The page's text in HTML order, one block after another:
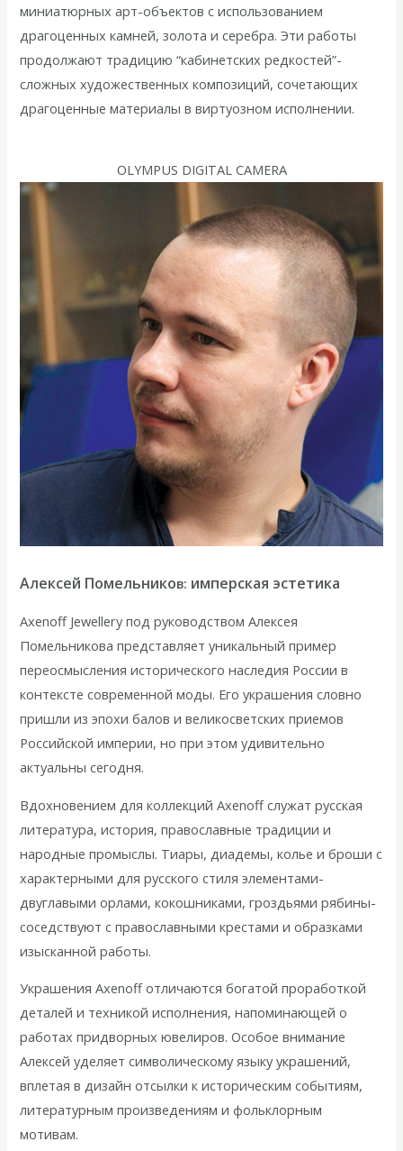
миниатюрных арт-объектов с использованием
драгоценных камней, золота и серебра. Эти работы
продолжают традицию “кабинетских редкостей”-
сложных художественных композиций, сочетающих
драгоценные материалы в виртуозном исполнении.
OLYMPUS DIGITAL CAMERA
Алексей Помельников: имперская эстетика
Axenoff Jewellery под руководством Алексея
Помельникова представляет уникальный пример
переосмысления исторического наследия России в
контексте современной моды. Его украшения словно
пришли из эпохи балов и великосветских приемов
Российской империи, но при этом удивительно
актуальны сегодня.
Вдохновением для коллекций Axenoff служат русская
литература, история, православные традиции и
народные промыслы. Тиары, диадемы, колье и броши с
характерными для русского стиля элементами-
двуглавыми орлами, кокошниками, гроздьями рябины-
соседствуют с православными крестами и образками
изысканной работы.
Украшения Axenoff отличаются богатой проработкой
деталей и техникой исполнения, напоминающей о
работах придворных ювелиров. Особое внимание
Алексей уделяет символическому языку украшений,
вплетая в дизайн отсылки к историческим событиям,
литературным произведениям и фольклорным
мотивам.